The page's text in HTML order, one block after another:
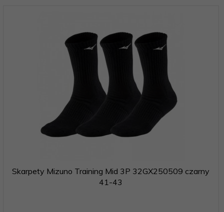
Skarpety Mizuno Training Mid 3P 32GX250509 czarny
41-43